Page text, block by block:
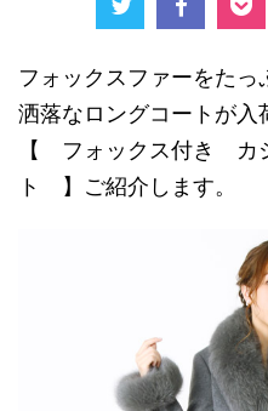
フォックスファーをた
洒落なロングコートが入
【 フォックス付き カ
ト 】ご紹介します。